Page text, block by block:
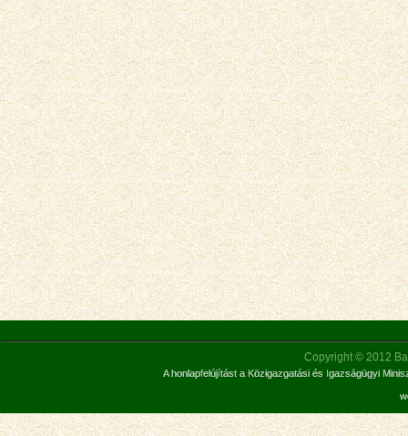
Copyright © 2012
A honlapfelújítást a Közigazgatási és Igazságügyi